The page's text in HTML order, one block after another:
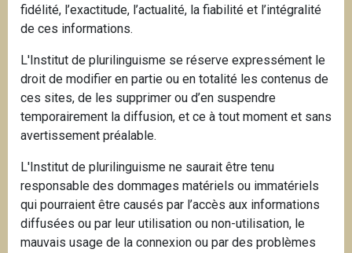
fidélité, l’exactitude, l’actualité, la fiabilité et l’intégralité
de ces informations.
L'Institut de plurilinguisme se réserve expressément le
droit de modifier en partie ou en totalité les contenus de
ces sites, de les supprimer ou d’en suspendre
temporairement la diffusion, et ce à tout moment et sans
avertissement préalable.
L'Institut de plurilinguisme ne saurait être tenu
responsable des dommages matériels ou immatériels
qui pourraient être causés par l’accès aux informations
diffusées ou par leur utilisation ou non-utilisation, le
mauvais usage de la connexion ou par des problèmes